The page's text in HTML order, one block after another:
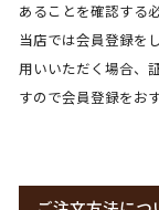
あることを確認する
当店では会員登録を
用いいただく場合、
すので会員登録をお